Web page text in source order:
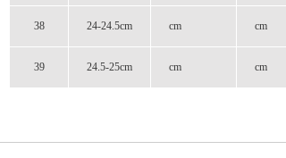
38 24-24.5cm cm cm
39 24.5-25cm cm cm